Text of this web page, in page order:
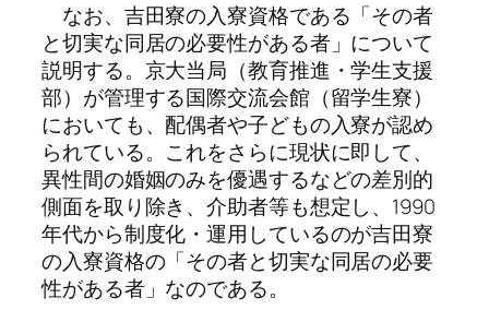
なお、吉田寮の入寮資格である「その者
と切実な同居の必要性がある者」について
説明する。京大当局（教育推進・学生支援
部）が管理する国際交流会館（留学生寮）
においても、配偶者や子どもの入寮が認め
られている。これをさらに現状に即して、
異性間の婚姻のみを優遇するなどの差別的
側面を取り除き、介助者等も想定し、1990
年代から制度化・運用しているのが吉田寮
の入寮資格の「その者と切実な同居の必要
性がある者」なのである。